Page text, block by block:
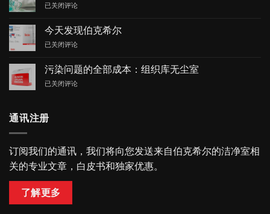
什
是
洁
净
擦
布？
已关闭评论
今天发现伯克希尔
今
发
现
伯
尔
已关闭评论
污染问题的全部成本：组织库无尘室
污
题
的
成
本：
库
无
已关闭评论
通讯注册
订阅我们的通讯，我们将向您发送来自伯克希尔的洁净室相
关的专业文章，白皮书和独家优惠。
了解更多